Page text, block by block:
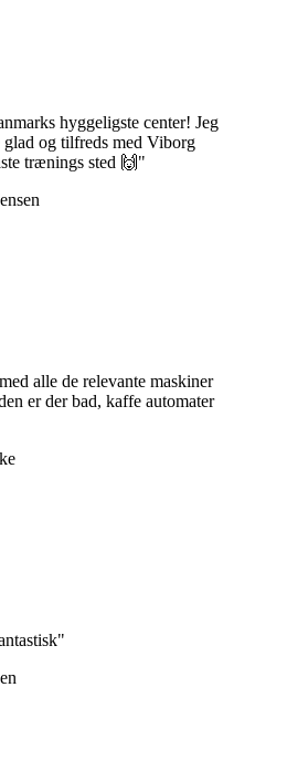
hyggeligste center! Jeg
og tilfreds med Viborg
trænings sted 🙌"
alle de relevante maskiner
er der bad, kaffe automater